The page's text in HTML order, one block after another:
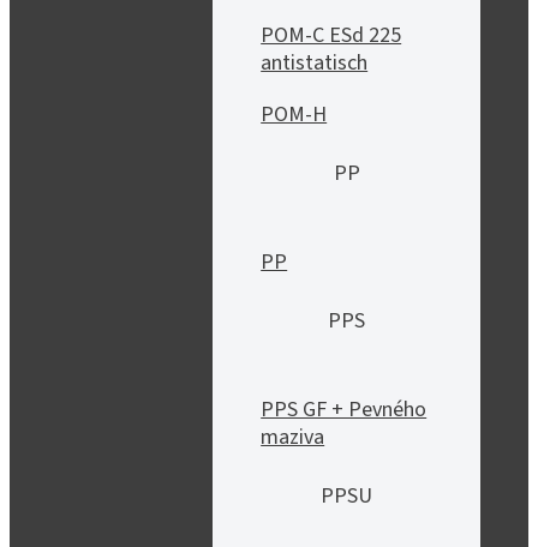
POM-C ESd 225
antistatisch
POM-H
PP
PP
PPS
PPS GF + Pevného
maziva
PPSU